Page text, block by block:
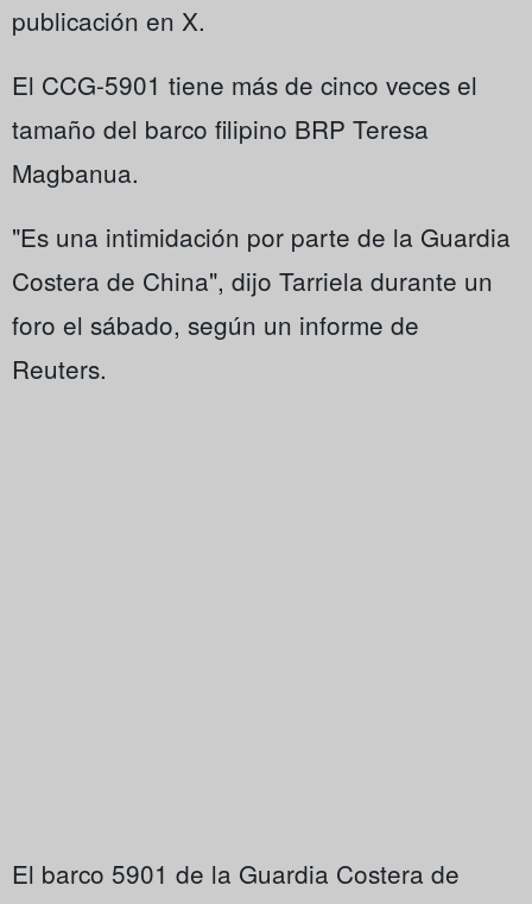
publicación en X.
El CCG-5901 tiene más de cinco veces el
tamaño del barco filipino BRP Teresa
Magbanua.
"Es una intimidación por parte de la Guardia
Costera de China", dijo Tarriela durante un
foro el sábado, según un informe de
Reuters.
El barco 5901 de la Guardia Costera de